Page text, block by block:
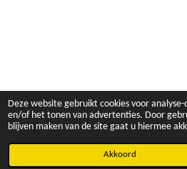
Deze website gebruikt cookies voor
en/of het tonen van advertenties. Door
blijven maken van de site gaat u hiermee
Akkoord